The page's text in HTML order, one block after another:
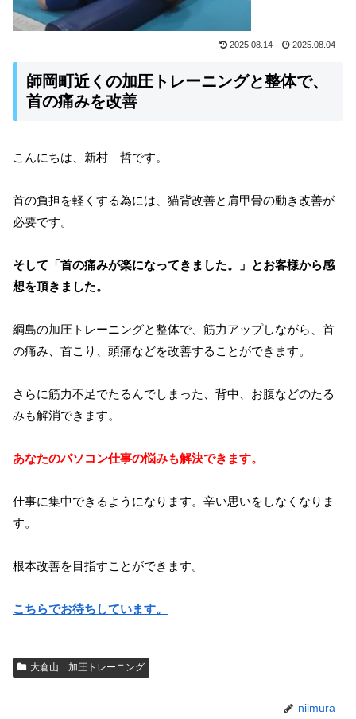
2025.08.14 2025.08.04
師岡町近くの加圧トレーニングと整体で、
首の痛みを改善
こんにちは、新村 哲です。
首の負担を軽くする為には、猫背改善と肩甲骨の動き改善が
必要です。
そして「首の痛みが楽になってきました。」とお客様から感
想を頂きました。
綱島の加圧トレーニングと整体で、筋力アップしながら、首
の痛み、首こり、頭痛などを改善することができます。
さらに筋力不足でたるんでしまった、背中、お腹などのたる
みも解消できます。
あなたのパソコン仕事の悩みも解決できます。
仕事に集中できるようになります。辛い思いをしなくなりま
す。
根本改善を目指すことができます。
こちらでお待ちしています。
大倉山 加圧トレーニング
niimura